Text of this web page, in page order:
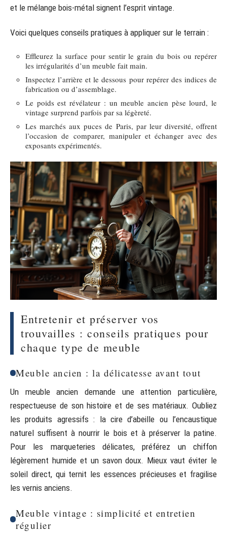
et le mélange bois-métal signent l’esprit vintage.
Voici quelques conseils pratiques à appliquer sur le terrain :
Effleurez la surface pour sentir le grain du bois ou repérer
les irrégularités d’un meuble fait main.
Inspectez l’arrière et le dessous pour repérer des indices de
fabrication ou d’assemblage.
Le poids est révélateur : un meuble ancien pèse lourd, le
vintage surprend parfois par sa légèreté.
Les marchés aux puces de Paris, par leur diversité, offrent
l’occasion de comparer, manipuler et échanger avec des
exposants expérimentés.
Entretenir et préserver vos
trouvailles : conseils pratiques pour
chaque type de meuble
Meuble ancien : la délicatesse avant tout
Un meuble ancien demande une attention particulière,
respectueuse de son histoire et de ses matériaux. Oubliez
les produits agressifs : la cire d’abeille ou l’encaustique
naturel suffisent à nourrir le bois et à préserver la patine.
Pour les marqueteries délicates, préférez un chiffon
légèrement humide et un savon doux. Mieux vaut éviter le
soleil direct, qui ternit les essences précieuses et fragilise
les vernis anciens.
Meuble vintage : simplicité et entretien
régulier